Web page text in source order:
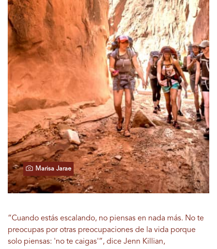
Marisa Jarae
“Cuando estás escalando, no piensas en nada más. No te
preocupas por otras preocupaciones de la vida porque
solo piensas: 'no te caigas'”, dice Jenn Killian,